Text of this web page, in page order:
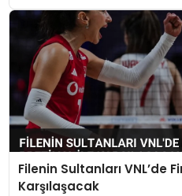
Filenin Sultanları VNL’de
Karşılaşacak